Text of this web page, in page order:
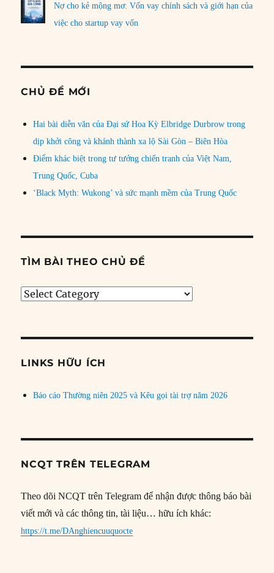
Nợ cho kẻ mộng mơ: Vốn vay chính sách và giới hạn của
việc cho startup vay vốn
CHỦ ĐỀ MỚI
Hai bài diễn văn của Đại sứ Hoa Kỳ Elbridge Durbrow trong
dịp khởi công và khánh thành xa lộ Sài Gòn – Biên Hòa
Điểm khác biệt trong tư tưởng chiến tranh của Việt Nam,
Trung Quốc, Cuba
‘Black Myth: Wukong’ và sức mạnh mềm của Trung Quốc
TÌM BÀI THEO CHỦ ĐỀ
Tìm
đề
LINKS HỮU ÍCH
Báo cáo Thường niên 2025 và Kêu gọi tài trợ năm 2026
NCQT TRÊN TELEGRAM
Theo dõi NCQT trên Telegram để nhận được thông báo bài
viết mới và các thông tin, tài liệu… hữu ích khác:
https://t.me/DAnghiencuuquocte